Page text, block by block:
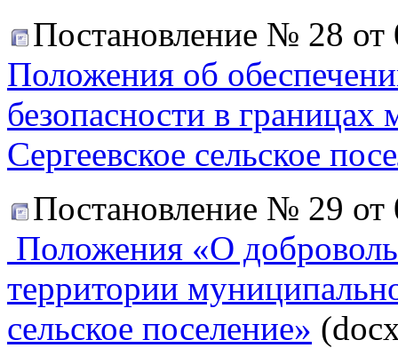
Постановление № 28
Положения об
безопасности в
Сергеевское сельское
Постановление № 29
Положения «О
территории
сельское поселение»